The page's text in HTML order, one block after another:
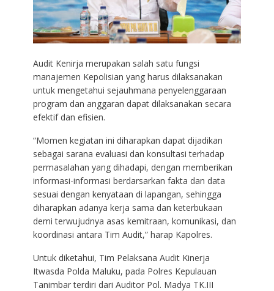
Audit Kenirja merupakan salah satu fungsi
manajemen Kepolisian yang harus dilaksanakan
untuk mengetahui sejauhmana penyelenggaraan
program dan anggaran dapat dilaksanakan secara
efektif dan efisien.
“Momen kegiatan ini diharapkan dapat dijadikan
sebagai sarana evaluasi dan konsultasi terhadap
permasalahan yang dihadapi, dengan memberikan
informasi-informasi berdarsarkan fakta dan data
sesuai dengan kenyataan di lapangan, sehingga
diharapkan adanya kerja sama dan keterbukaan
demi terwujudnya asas kemitraan, komunikasi, dan
koordinasi antara Tim Audit,” harap Kapolres.
Untuk diketahui, Tim Pelaksana Audit Kinerja
Itwasda Polda Maluku, pada Polres Kepulauan
Tanimbar terdiri dari Auditor Pol. Madya TK.III